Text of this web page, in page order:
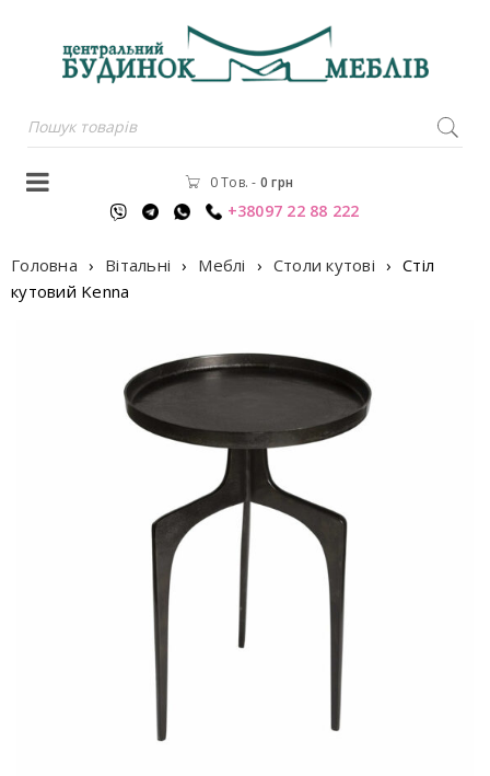
0 Тов. - 0грн
+38097 22 88 222
Головна › Вітальні › Меблі › Столи кутові › Стiл
кутовий Kenna